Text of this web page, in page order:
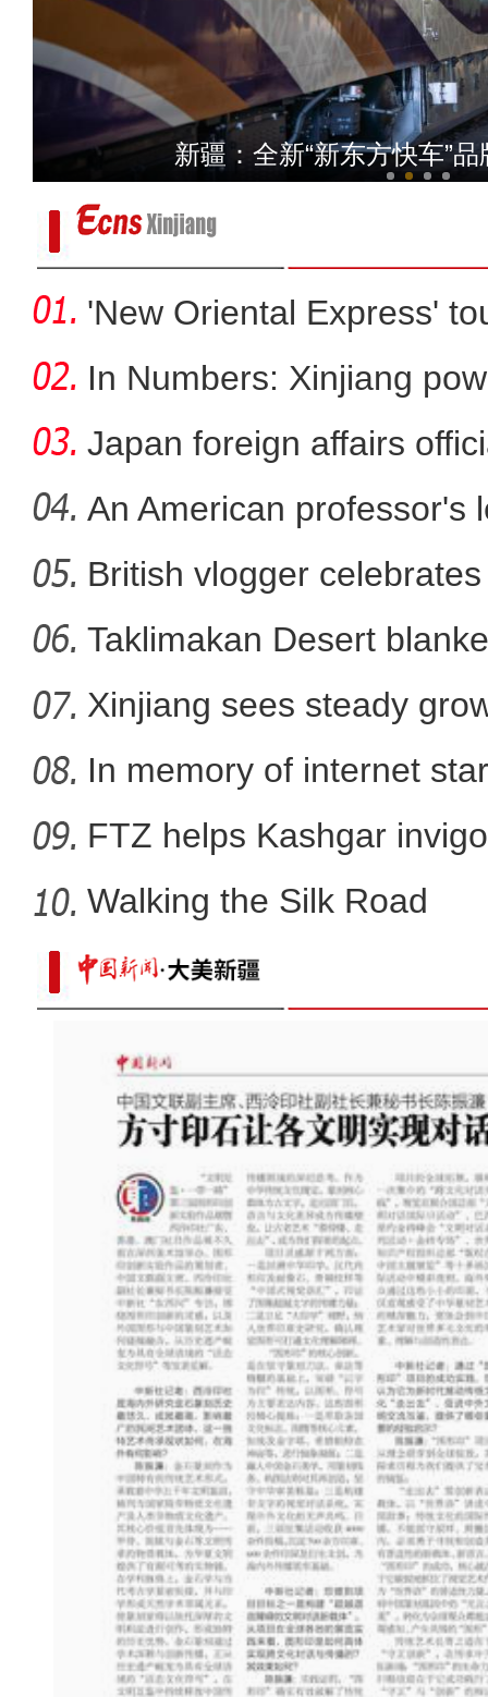
新疆轮台：8万亩杏花花
新疆库车：万亩杏
新疆乌恰：直击警犬特训
新疆：全新“新东方快车”
'New Oriental Express'
In Numbers: Xinjiang
Japan foreign affairs
An American professor's
British vlogger
Taklimakan Desert
Xinjiang sees steady
In memory of internet
FTZ helps Kashgar
comm
Walking the Silk Road